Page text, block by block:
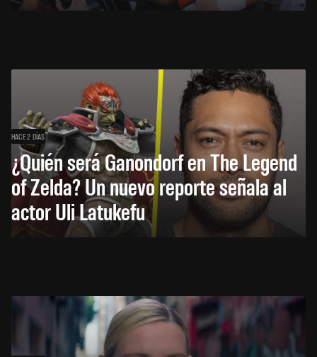
HACE 2 DÍAS
¿Quién será Ganondorf en The Legend
of Zelda? Un nuevo reporte señala al
actor Uli Latukefu